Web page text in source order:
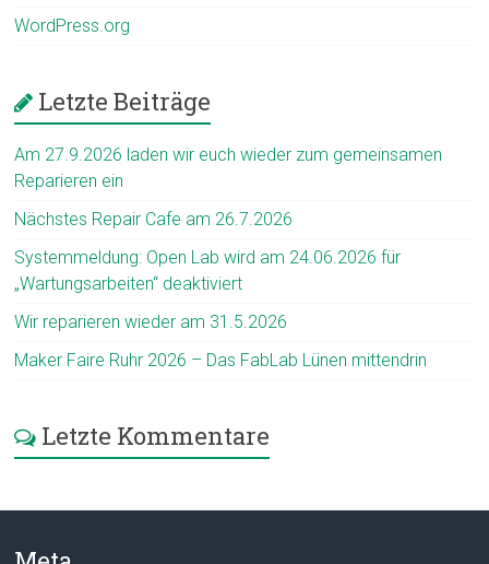
WordPress.org
Letzte Beiträge
Am 27.9.2026 laden wir euch wieder zum gemeinsamen
Reparieren ein
Nächstes Repair Cafe am 26.7.2026
Systemmeldung: Open Lab wird am 24.06.2026 für
„Wartungsarbeiten“ deaktiviert
Wir reparieren wieder am 31.5.2026
Maker Faire Ruhr 2026 – Das FabLab Lünen mittendrin
Letzte Kommentare